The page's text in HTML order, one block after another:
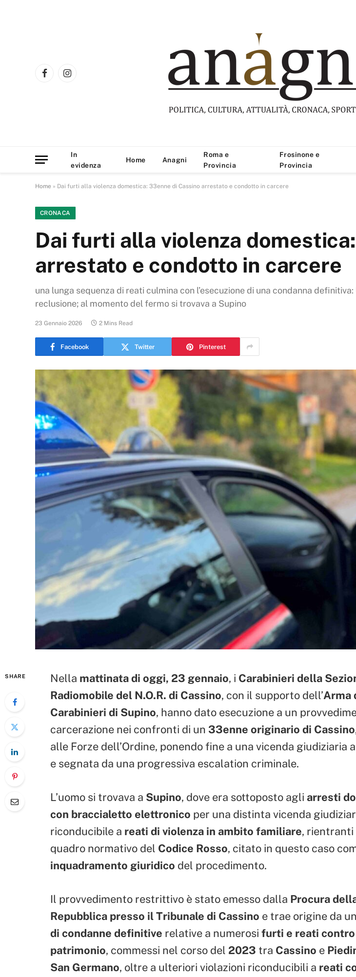
FacebookInstagram
In
evidenza
Home Anagni
Roma e
Provincia
Frosinone e
Provincia
Home » Dai furti alla violenza domestica: 33enne di Cassino arrestato e condotto in carcere
CRONACA
Dai furti alla violenza
arrestato e condotto in carcere
una lunga sequenza di reati culmina con l’esecuzione di una condanna
reclusione; al momento del fermo si trovava a Supino
23 Gennaio 2026 2 Mins Read
Facebook Twitter Pinterest
SHARE Nella mattinata di oggi, 23 gennaio, i Carabinieri della
Radiomobile del N.O.R. di Cassino, con il supporto dell’Arma
Carabinieri di Supino, hanno dato esecuzione a un
carcerazione nei confronti di un 33enne originario di Cassino
alle Forze dell’Ordine, ponendo fine a una vicenda giudiziaria
e segnata da una progressiva escalation criminale.
L’uomo si trovava a Supino, dove era sottoposto agli arresti
con braccialetto elettronico per una distinta vicenda
riconducibile a reati di violenza in ambito familiare, rientranti
quadro normativo del Codice Rosso, citato in questo caso
inquadramento giuridico del procedimento.
Il provvedimento restrittivo è stato emesso dalla Procura
Repubblica presso il Tribunale di Cassino e trae origine da un
di condanne definitive relative a numerosi furti e reati
patrimonio, commessi nel corso del 2023 tra Cassino e
San Germano, oltre a ulteriori violazioni riconducibili a reati